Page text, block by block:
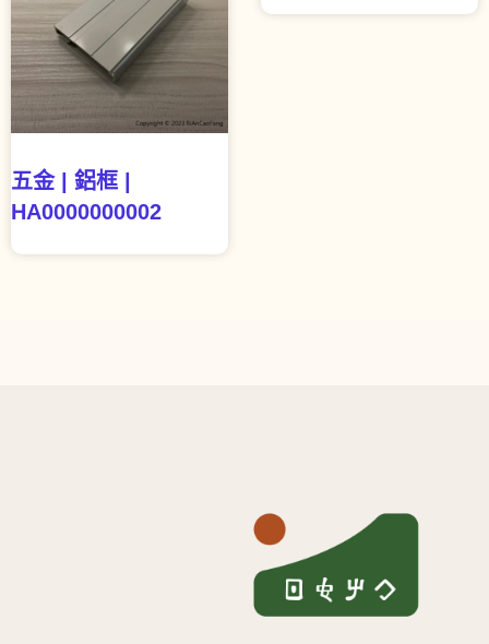
五金 | 鋁框 |
HA0000000002